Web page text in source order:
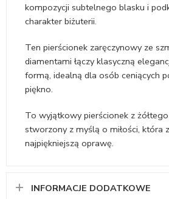
kompozycji subtelnego blasku i
charakter biżuterii.
Ten pierścionek zaręczynowy ze
diamentami łączy klasyczną
formą, idealną dla osób ceniących
piękno.
To wyjątkowy pierścionek z
stworzony z myślą o miłości, która
najpiękniejszą oprawę.
INFORMACJE DODATKOWE